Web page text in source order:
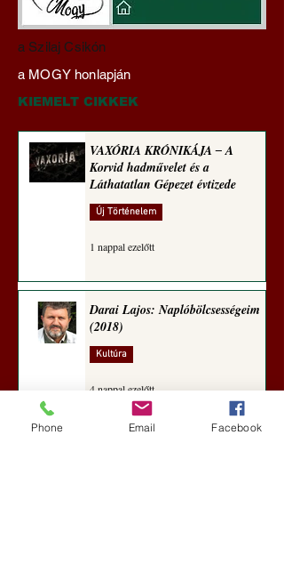
Darai Lajos:
(2022)
a Szilaj Csikón
a MOGY honlapján
KIEMELT CIKKEK
VAXÓRIA KRÓNIKÁJA ‒ A
Korvid hadművelet és a
Láthatatlan Gépezet évtizede
Új Történelem
1 nappal ezelőtt
Darai Lajos: Naplóbölcsességeim
(2018)
Kultúra
4 nappal ezelőtt
Phone Email Facebook